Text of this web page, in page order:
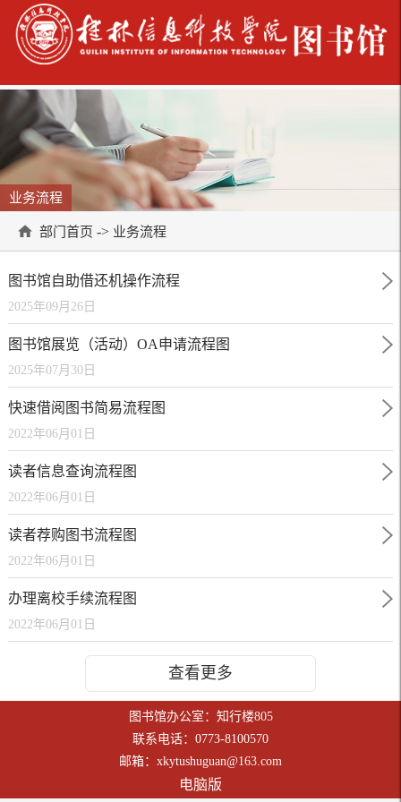
业务流程
部门首页 -> 业务流程
图书馆自助借还机操作流程
2025年09月26日
图书馆展览（活动）OA申请流程图
2025年07月30日
快速借阅图书简易流程图
2022年06月01日
读者信息查询流程图
2022年06月01日
读者荐购图书流程图
2022年06月01日
办理离校手续流程图
2022年06月01日
查看更多
图书馆办公室：知行楼805
联系电话：0773-8100570
邮箱：xkytushuguan@163.com
电脑版